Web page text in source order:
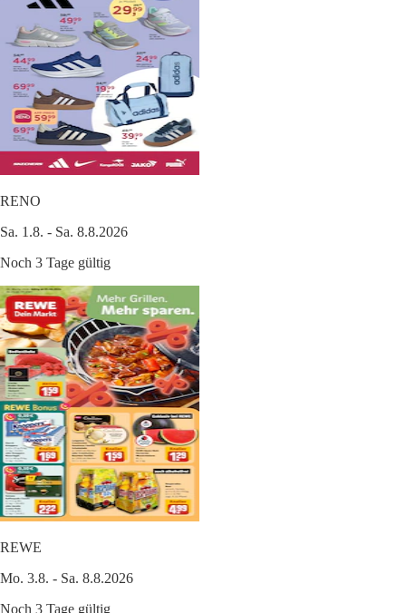
RENO
Sa. 1.8. - Sa. 8.8.2026
Noch 3 Tage gültig
REWE
Mo. 3.8. - Sa. 8.8.2026
Noch 3 Tage gültig